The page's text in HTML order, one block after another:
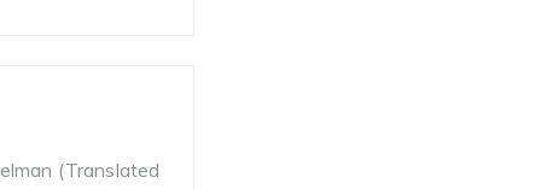
(Translated